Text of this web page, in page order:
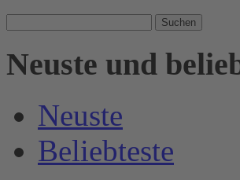
nach:
Neuste und
Neuste
Beliebteste